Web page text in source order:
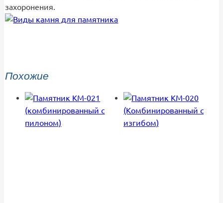
захоронения.
Похожие